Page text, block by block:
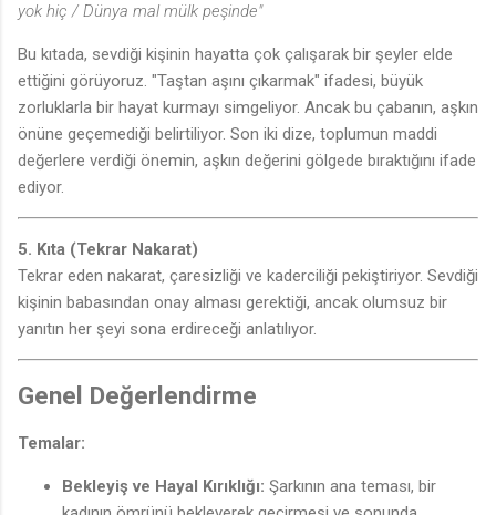
yok hiç / Dünya mal mülk peşinde"
Bu kıtada, sevdiği kişinin hayatta çok çalışarak bir şeyler elde
ettiğini görüyoruz. "Taştan aşını çıkarmak" ifadesi, büyük
zorluklarla bir hayat kurmayı simgeliyor. Ancak bu çabanın, aşkın
önüne geçemediği belirtiliyor. Son iki dize, toplumun maddi
değerlere verdiği önemin, aşkın değerini gölgede bıraktığını ifade
ediyor.
5. Kıta (Tekrar Nakarat)
Tekrar eden nakarat, çaresizliği ve kaderciliği pekiştiriyor. Sevdiği
kişinin babasından onay alması gerektiği, ancak olumsuz bir
yanıtın her şeyi sona erdireceği anlatılıyor.
Genel Değerlendirme
Temalar:
Bekleyiş ve Hayal Kırıklığı: Şarkının ana teması, bir
♬